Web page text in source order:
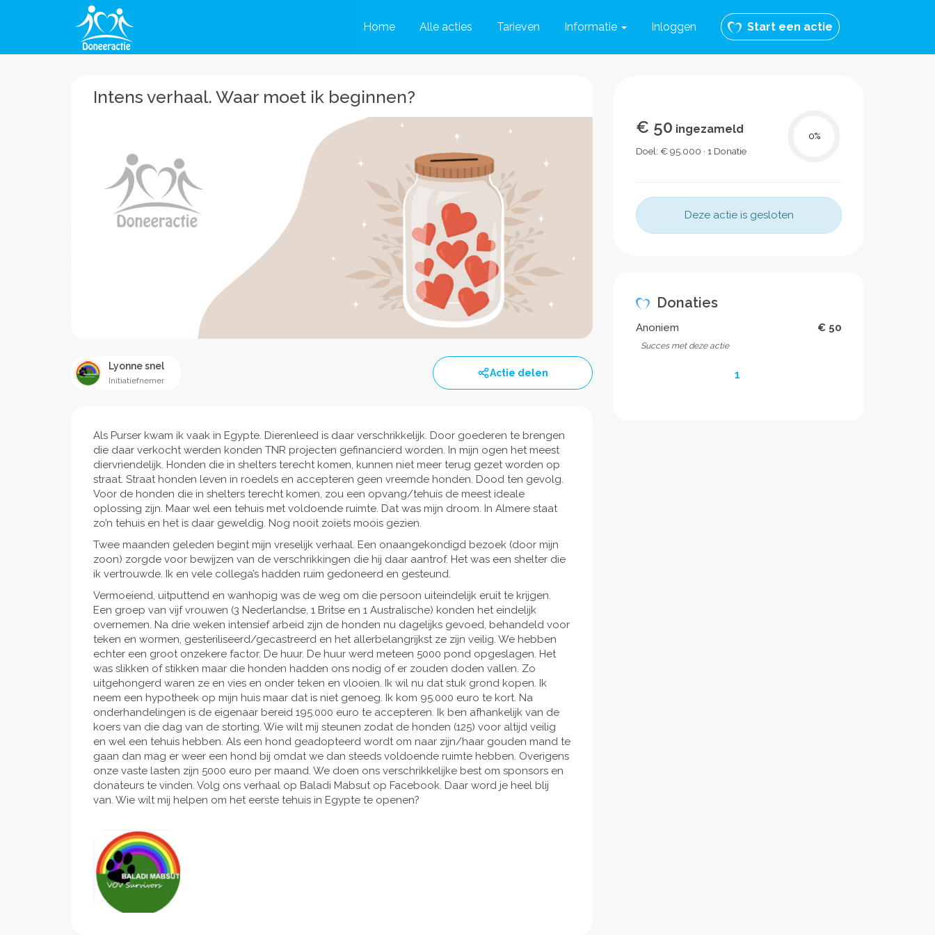
Home Alle acties Tarieven Informatie Inloggen Start een actie
Intens verhaal. Waar moet ik beginnen?
Lyonne snel
Initiatiefnemer
Actie delen
Als Purser kwam ik vaak in Egypte. Dierenleed is daar verschrikkelijk. Door goederen te brengen
die daar verkocht werden konden TNR projecten gefinancierd worden. In mijn ogen het meest
diervriendelijk. Honden die in shelters terecht komen, kunnen niet meer terug gezet worden op
straat. Straat honden leven in roedels en accepteren geen vreemde honden. Dood ten gevolg.
Voor de honden die in shelters terecht komen, zou een opvang/tehuis de meest ideale
oplossing zijn. Maar wel een tehuis met voldoende ruimte. Dat was mijn droom. In Almere staat
zo’n tehuis en het is daar geweldig. Nog nooit zoiets moois gezien.
Twee maanden geleden begint mijn vreselijk verhaal. Een onaangekondigd bezoek (door mijn
zoon) zorgde voor bewijzen van de verschrikkingen die hij daar aantrof. Het was een shelter die
ik vertrouwde. Ik en vele collega’s hadden ruim gedoneerd en gesteund.
Vermoeiend, uitputtend en wanhopig was de weg om die persoon uiteindelijk eruit te krijgen.
Een groep van vijf vrouwen (3 Nederlandse, 1 Britse en 1 Australische) konden het eindelijk
overnemen. Na drie weken intensief arbeid zijn de honden nu dagelijks gevoed, behandeld voor
teken en wormen, gesteriliseerd/gecastreerd en het allerbelangrijkst ze zijn veilig. We hebben
echter een groot onzekere factor. De huur. De huur werd meteen 5000 pond opgeslagen. Het
was slikken of stikken maar die honden hadden ons nodig of er zouden doden vallen. Zo
uitgehongerd waren ze en vies en onder teken en vlooien. Ik wil nu dat stuk grond kopen. Ik
neem een hypotheek op mijn huis maar dat is niet genoeg. Ik kom 95.000 euro te kort. Na
onderhandelingen is de eigenaar bereid 195.000 euro te accepteren. Ik ben afhankelijk van de
koers van die dag van de storting. Wie wilt mij steunen zodat de honden (125) voor altijd veilig
en wel een tehuis hebben. Als een hond geadopteerd wordt om naar zijn/haar gouden mand te
gaan dan mag er weer een hond bij omdat we dan steeds voldoende ruimte hebben. Overigens
onze vaste lasten zijn 5000 euro per maand. We doen ons verschrikkelijke best om sponsors en
donateurs te vinden. Volg ons verhaal op Baladi Mabsut op Facebook. Daar word je heel blij
van. Wie wilt mij helpen om het eerste tehuis in Egypte te openen?
€ 50 ingezameld
Doel: € 95.000 · 1 Donatie
0%
Deze actie is gesloten
Donaties
Anoniem € 50
Succes met deze actie
1